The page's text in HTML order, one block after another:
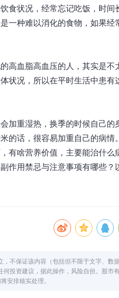
食状况，经常忘记吃饭，时间
一种难以消化的食物，如果经
高血脂高血压的人，其实是不
状况，所以在平时生活中患有
加重湿热，换季的时候自己的
话，很容易加重自己的病情。
有啥营养价值，主要能治什么
作用禁忌与注意事项有哪些？
不保证该内容（包括但不限于文字、数
投资建议，据此操作，风险自担。股市
安排核实处理。